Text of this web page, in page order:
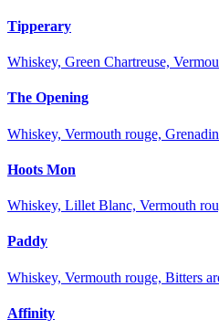
Tipperary
Whiskey, Green Chartreuse,
The Opening
Whiskey, Vermouth rouge,
Hoots Mon
Whiskey, Lillet Blanc, Vermouth
Paddy
Whiskey, Vermouth rouge, Bitters
Affinity